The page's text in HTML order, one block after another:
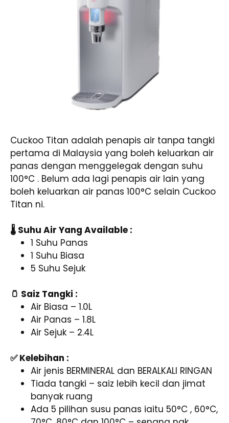
Cuckoo Titan adalah penapis air tanpa tangki
pertama di Malaysia yang boleh keluarkan air
panas dengan menggelegak dengan suhu
100°C . Belum ada lagi penapis air lain yang
boleh keluarkan air panas 100°C selain Cuckoo
Titan ni.
🌡️ Suhu Air Yang Available :
1 Suhu Panas
1 Suhu Biasa
5 Suhu Sejuk
🫙 Saiz Tangki :
Air Biasa – 1.0L
Air Panas – 1.8L
Air Sejuk – 2.4L
✅ Kelebihan :
Air jenis BERMINERAL dan BERALKALI RINGAN
Tiada tangki – saiz lebih kecil dan jimat
banyak ruang
Ada 5 pilihan susu panas iaitu 50°C , 60°C,